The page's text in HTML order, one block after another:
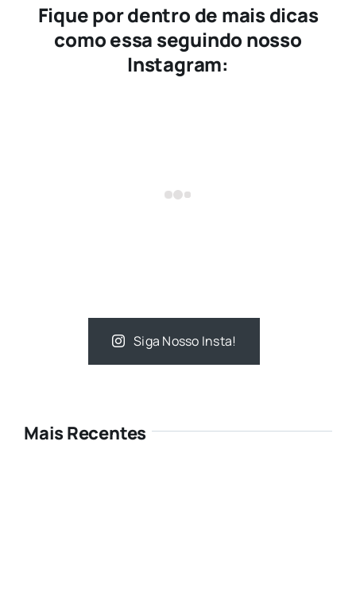
Fique por dentro de mais dicas
como essa seguindo nosso
Instagram:
Siga Nosso Insta!
Mais Recentes